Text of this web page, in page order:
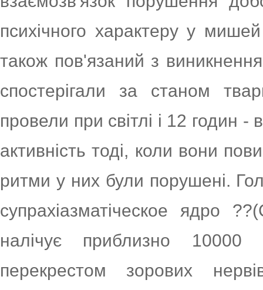
психічного характеру у
також пов'язаний з
спостерігали за станом
провели при світлі і 12 годин
активність тоді, коли вони
ритми у них були порушені.
супрахіазматіческое ядро
налічує приблизно
перекрестом зорових